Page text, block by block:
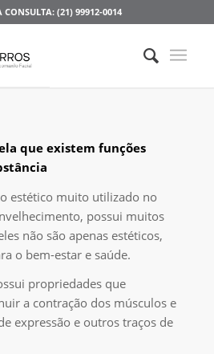
CONSULTA: (21) 99912-0014
que existem funções
estético muito utilizado no
possui muitos
não são apenas estéticos,
o bem-estar e saúde.
propriedades que
a contração dos músculos e
expressão e outros traços de